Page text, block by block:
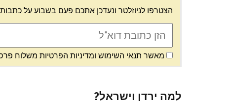
הצטרפו לניוזלטר ונעדכן אתכם פעם בשבוע על
מאשר תנאי השימוש ומדיניות הפרטיות משלוח
למה ירדן וישראל?